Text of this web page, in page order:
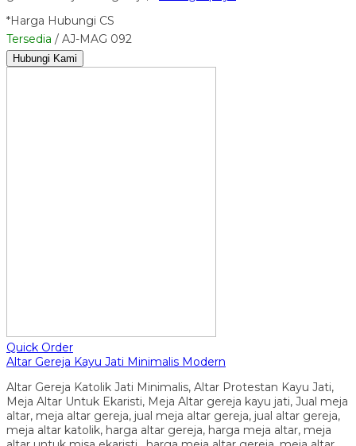
*Harga Hubungi CS
Tersedia / AJ-MAG 092
Hubungi Kami
Quick Order
Altar Gereja Kayu Jati Minimalis Modern
Altar Gereja Katolik Jati Minimalis, Altar Protestan Kayu Jati,
Meja Altar Untuk Ekaristi, Meja Altar gereja kayu jati, Jual meja
altar, meja altar gereja, jual meja altar gereja, jual altar gereja,
meja altar katolik, harga altar gereja, harga meja altar, meja